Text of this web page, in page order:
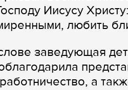
Иисусу
любить
заведующая
а